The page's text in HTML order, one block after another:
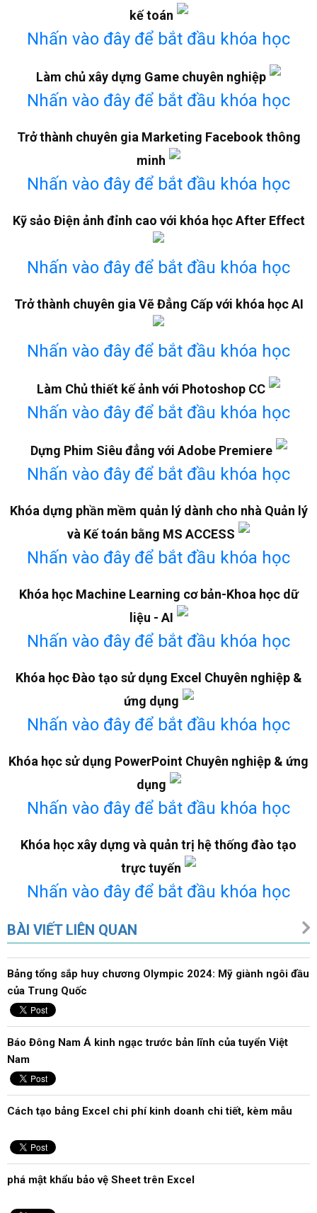
kế toán
Nhấn vào đây để bắt đầu khóa học
Làm chủ xây dựng Game chuyên nghiệp
Nhấn vào đây để bắt đầu khóa học
Trở thành chuyên gia Marketing Facebook thông
minh
Nhấn vào đây để bắt đầu khóa học
Kỹ sảo Điện ảnh đỉnh cao với khóa học After Effect
Nhấn vào đây để bắt đầu khóa học
Trở thành chuyên gia Vẽ Đẳng Cấp với khóa học AI
Nhấn vào đây để bắt đầu khóa học
Làm Chủ thiết kế ảnh với Photoshop CC
Nhấn vào đây để bắt đầu khóa học
Dựng Phim Siêu đẳng với Adobe Premiere
Nhấn vào đây để bắt đầu khóa học
Khóa dựng phần mềm quản lý dành cho nhà Quản lý
và Kế toán bằng MS ACCESS
Nhấn vào đây để bắt đầu khóa học
Khóa học Machine Learning cơ bản-Khoa học dữ
liệu - AI
Nhấn vào đây để bắt đầu khóa học
Khóa học Đào tạo sử dụng Excel Chuyên nghiệp &
ứng dụng
Nhấn vào đây để bắt đầu khóa học
Khóa học sử dụng PowerPoint Chuyên nghiệp & ứng
dụng
Nhấn vào đây để bắt đầu khóa học
Khóa học xây dựng và quản trị hệ thống đào tạo
trực tuyến
Nhấn vào đây để bắt đầu khóa học
BÀI VIẾT LIÊN QUAN
Bảng tổng sắp huy chương Olympic 2024: Mỹ giành ngôi đầu
của Trung Quốc
Báo Đông Nam Á kinh ngạc trước bản lĩnh của tuyển Việt
Nam
Cách tạo bảng Excel chi phí kinh doanh chi tiết, kèm mẫu
phá mật khẩu bảo vệ Sheet trên Excel